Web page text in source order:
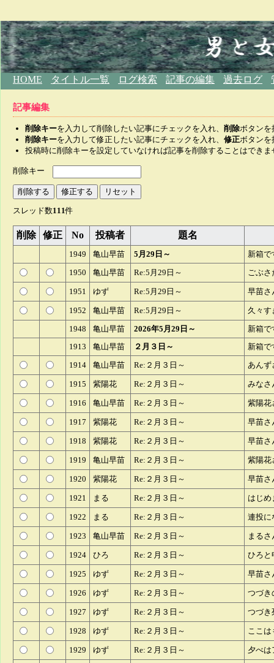
HOME タイトル一覧 ログ検索 記事の編集 過去ログ
記事編集
削除キーを入力して削除したい記事にチェックを入れ、 削除ボタンを
削除キーを入力して修正したい記事にチェックを入れ、 修正ボタンを
投稿時に削除キーを設定していなければ記事を削除することはできま
削除キー
スレッド数111件
削除 修正 No 投稿者 題名
1949 亀山早苗 5月29日～
新箱で
1950
亀山早苗 Re:5月29日～ ごぶ
1951 ゆず Re:5月29日～ 早苗
1952 亀山早苗 Re:5月29日～
久々
1948
亀山早苗 2026年5月29日～
新箱で
1913
亀山早苗 ２月３日～
新箱で
1914
亀山早苗 Re:２月３日～ あん
1915 紫陽花 Re:２月３日～ みなさ
1916 亀山早苗 Re:２月３日～ 紫陽花
1917 紫陽花 Re:２月３日～ 早苗さ
1918 紫陽花 Re:２月３日～ 早苗
1919 亀山早苗 Re:２月３日～ 紫陽花
1920 紫陽花 Re:２月３日～ 早苗
1921 まる Re:２月３日～ はじめ
1922 まる Re:２月３日～ 連投に
1923 亀山早苗 Re:２月３日～ まる
1924 ひろ Re:２月３日～ ひろと
1925 ゆず Re:２月３日～ 早苗
1926 ゆず Re:２月３日～ つづ
1927 ゆず Re:２月３日～ つづ
1928 ゆず Re:２月３日～ ここ
1929 ゆず Re:２月３日～ 夕べ